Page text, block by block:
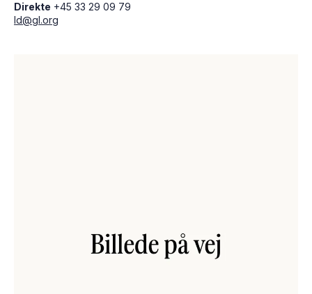
Direkte +45 33 29 09 79
ld@gl.org